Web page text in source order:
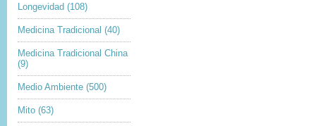
Longevidad (108)
Medicina Tradicional (40)
Medicina Tradicional China
(9)
Medio Ambiente (500)
Mito (63)